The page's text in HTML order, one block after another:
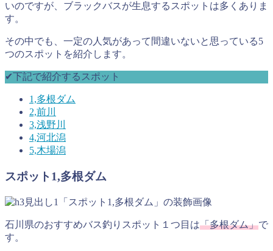
いのですが、ブラックバスが生息するスポットは多くありま
す。
その中でも、一定の人気があって間違いないと思っている5
つのスポットを紹介します。
✔︎下記で紹介するスポット
1,多根ダム
2,前川
3,浅野川
4,河北潟
5,木場潟
スポット1,多根ダム
石川県のおすすめバス釣りスポット１つ目は「多根ダム」で
す。